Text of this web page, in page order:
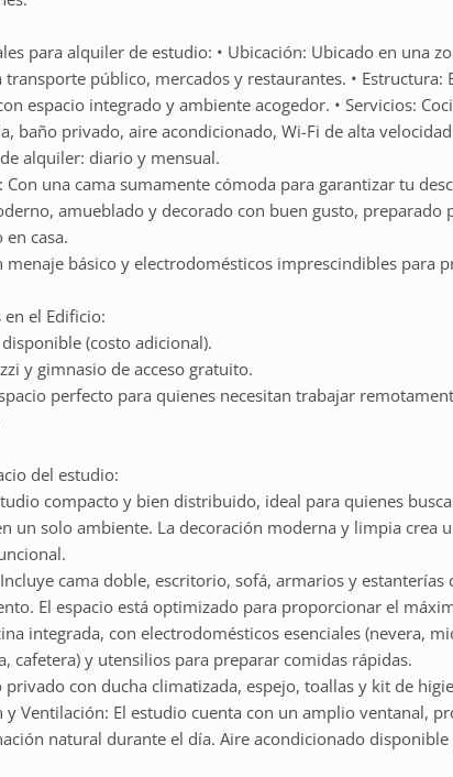
para alquiler de estudio: • Ubicación: Ubicado en una
transporte público, mercados y restaurantes. • Estructura:
espacio integrado y ambiente acogedor. • Servicios:
baño privado, aire acondicionado, Wi-Fi de alta velocidad
alquiler: diario y mensual.
una cama sumamente cómoda para garantizar tu
amueblado y decorado con buen gusto, preparado
en casa.
menaje básico y electrodomésticos imprescindibles para
en el Edificio:
(costo adicional).
y gimnasio de acceso gratuito.
perfecto para quienes necesitan trabajar
del estudio:
compacto y bien distribuido, ideal para quienes
un solo ambiente. La decoración moderna y limpia crea
cama doble, escritorio, sofá, armarios y estanterías
El espacio está optimizado para proporcionar el
integrada, con electrodomésticos esenciales (nevera,
cafetera) y utensilios para preparar comidas rápidas.
privado con ducha climatizada, espejo, toallas y kit de
y Ventilación: El estudio cuenta con un amplio ventanal,
natural durante el día. Aire acondicionado